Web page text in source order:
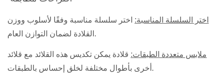
اختر السلسلة المناسبة: اختر سلسلة مناسبة وفقًا لأسلوب ووزن
القلادة لضمان التوازن العام.
ملابس متعددة الطبقات: قلادة يمكن تكديس هذه القلائد مع قلائد
أخرى بأطوال مختلفة لخلق إحساس بالطبقات.